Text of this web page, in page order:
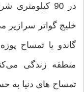
در 90
خلیج گواتر سرازیر
گاندو یا تمساح
منطقه زندگی
تمساح های دنیا به